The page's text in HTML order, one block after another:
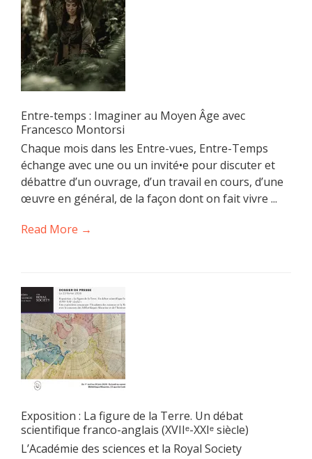
Entre-temps : Imaginer au Moyen Âge avec
Francesco Montorsi
Chaque mois dans les Entre-vues, Entre-Temps
échange avec une ou un invité•e pour discuter et
débattre d’un ouvrage, d’un travail en cours, d’une
œuvre en général, de la façon dont on fait vivre ...
Read More →
Exposition : La figure de la Terre. Un débat
scientifique franco-anglais (XVIIᵉ-XXIᵉ siècle)
L’Académie des sciences et la Royal Society